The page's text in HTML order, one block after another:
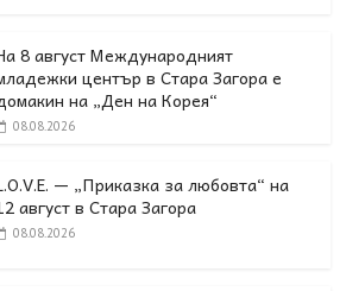
8 август Международният
център в Стара Загора е
на „Ден на Корея“
08.08.2026
— „Приказка за любовта“ на
август в Стара Загора
08.08.2026